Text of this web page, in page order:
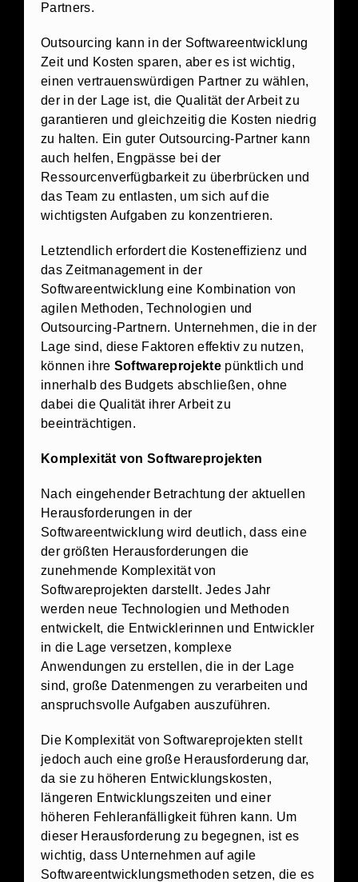
Partners.
Outsourcing kann in der Softwareentwicklung
Zeit und Kosten sparen, aber es ist wichtig,
einen vertrauenswürdigen Partner zu wählen,
der in der Lage ist, die Qualität der Arbeit zu
garantieren und gleichzeitig die Kosten niedrig
zu halten. Ein guter Outsourcing-Partner kann
auch helfen, Engpässe bei der
Ressourcenverfügbarkeit zu überbrücken und
das Team zu entlasten, um sich auf die
wichtigsten Aufgaben zu konzentrieren.
Letztendlich erfordert die Kosteneffizienz und
das Zeitmanagement in der
Softwareentwicklung eine Kombination von
agilen Methoden, Technologien und
Outsourcing-Partnern. Unternehmen, die in der
Lage sind, diese Faktoren effektiv zu nutzen,
können ihre Softwareprojektepünktlich und
innerhalb des Budgets abschließen, ohne
dabei die Qualität ihrer Arbeit zu
beeinträchtigen.
Komplexität von Softwareprojekten
Nach eingehender Betrachtung der aktuellen
Herausforderungen in der
Softwareentwicklung wird deutlich, dass eine
der größten Herausforderungen die
zunehmende Komplexität von
Softwareprojekten darstellt. Jedes Jahr
werden neue Technologien und Methoden
entwickelt, die Entwicklerinnen und Entwickler
in die Lage versetzen, komplexe
Anwendungen zu erstellen, die in der Lage
sind, große Datenmengen zu verarbeiten und
anspruchsvolle Aufgaben auszuführen.
Die Komplexität von Softwareprojekten stellt
jedoch auch eine große Herausforderung dar,
da sie zu höheren Entwicklungskosten,
längeren Entwicklungszeiten und einer
höheren Fehleranfälligkeit führen kann. Um
dieser Herausforderung zu begegnen, ist es
wichtig, dass Unternehmen auf agile
Softwareentwicklungsmethoden setzen, die es